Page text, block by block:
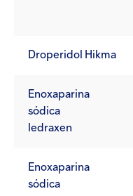
Droperidol Hikma
Enoxaparina
sódica
ledraxen
Enoxaparina
sódica